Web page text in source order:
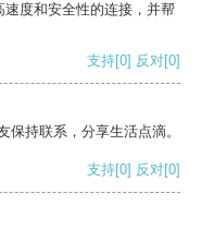
度和安全性的连接，并帮
支持[0] 反对[0]
持联系，分享生活点滴。
支持[0] 反对[0]